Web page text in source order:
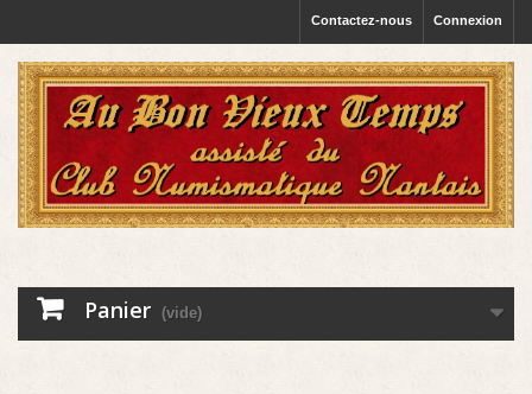
Connexion
Contactez-nous
Panier (vide)